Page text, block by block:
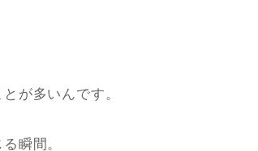
が多いんです。
瞬間。